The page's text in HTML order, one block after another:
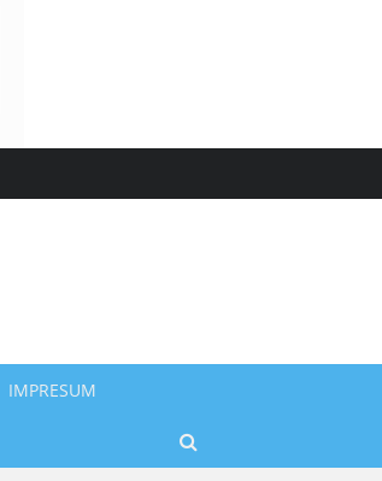
IMPRESUM